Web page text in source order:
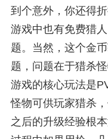
到个意外，你还得
游戏中也有免费猎
题。当然，这个金
题，问题在于猎杀
游戏的核心玩法是
怪物可供玩家猎杀
之后的升级经验根